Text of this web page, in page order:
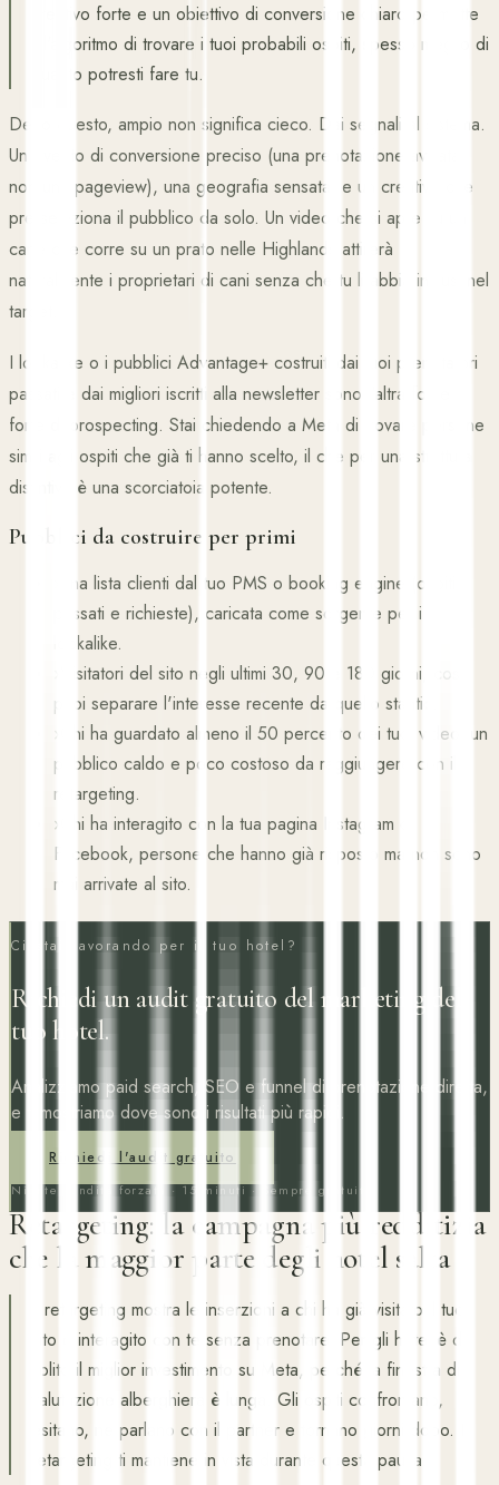
creativo forte e un obiettivo di conversione chiaro permette
all'algoritmo di trovare i tuoi probabili ospiti, spesso meglio di
quanto potresti fare tu.
Detto questo, ampio non significa cieco. Dai segnali al sistema.
Un evento di conversione preciso (una prenotazione avviata,
non una pageview), una geografia sensata, e un creativo che
pre-seleziona il pubblico da solo. Un video che si apre su un
cane che corre su un prato nelle Highlands attirerà
naturalmente i proprietari di cani senza che tu li abbia inclusi nel
target.
I lookalike o i pubblici Advantage+ costruiti dai tuoi prenotatori
passati e dai migliori iscritti alla newsletter sono l'altra fonte
forte di prospecting. Stai chiedendo a Meta di trovare persone
simili agli ospiti che già ti hanno scelto, il che per una struttura
distintiva è una scorciatoia potente.
Pubblici da costruire per primi
Una lista clienti dal tuo PMS o booking engine (ospiti
passati e richieste), caricata come sorgente per i
lookalike.
Visitatori del sito negli ultimi 30, 90 e 180 giorni, così
puoi separare l'interesse recente da quello stantio.
Chi ha guardato almeno il 50 percento dei tuoi video, un
pubblico caldo e poco costoso da raggiungere con il
retargeting.
›
Chi ha interagito con la tua pagina Instagram o
Facebook, persone che hanno già risposto ma non sono
mai arrivate al sito.
Ci stai lavorando per il tuo hotel?
Richiedi un audit gratuito del marketing del
tuo hotel.
Analizziamo paid search, SEO e funnel di prenotazione diretta,
e ti mostriamo dove sono i risultati più rapidi.
Richiedi l'audit gratuito
Niente vendita forzata · 15 minuti · Sempre gratuito
Retargeting: la campagna più redditizia
che la maggior parte degli hotel salta
Il retargeting mostra le inserzioni a chi ha già visitato il tuo
sito o interagito con te senza prenotare. Per gli hotel è di
solito il miglior investimento su Meta, perché la finestra di
valutazione alberghiera è lunga. Gli ospiti confrontano,
esitano, ne parlano con il partner e tornano giorni dopo. Il
retargeting ti mantiene in vista durante questa pausa.